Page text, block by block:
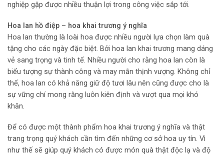
nghiệp gặp được nhiều thuận lợi trong công việc sắp tới.
Hoa lan hồ điệp – hoa khai trương ý nghĩa
Hoa lan thường là loài hoa được nhiều người lựa chọn làm quà
tặng cho các ngày đặc biệt. Bởi hoa lan khai trương mang dáng
vẻ sang trọng và tinh tế. Nhiều người cho rằng hoa lan còn là
biểu tượng sự thành công và may mắn thịnh vượng. Không chỉ
thế, hoa lan có khả năng giữ độ tươi lâu nên cũng được cho là
sự vững chí mong rằng luôn kiên định và vượt qua mọi khó
khăn.
Để có được một thành phẩm hoa khai trương ý nghĩa và thật
trang trọng quý khách cần tìm đến những cơ sở hoa uy tín. Vì
như thế sẽ giúp quý khách có được món quà thật độc lạ và độ